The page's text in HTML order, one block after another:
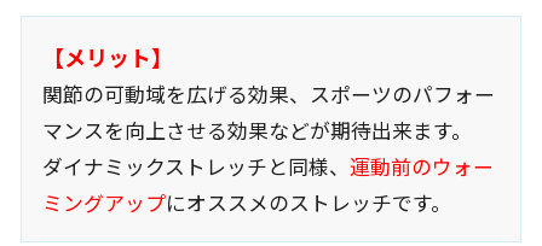
【メリット】
関節の可動域を広げる効果、スポーツのパフォー
マンスを向上させる効果などが期待出来ます。
ダイナミックストレッチと同様、 運動前のウォー
ミングアップにオススメのストレッチです。